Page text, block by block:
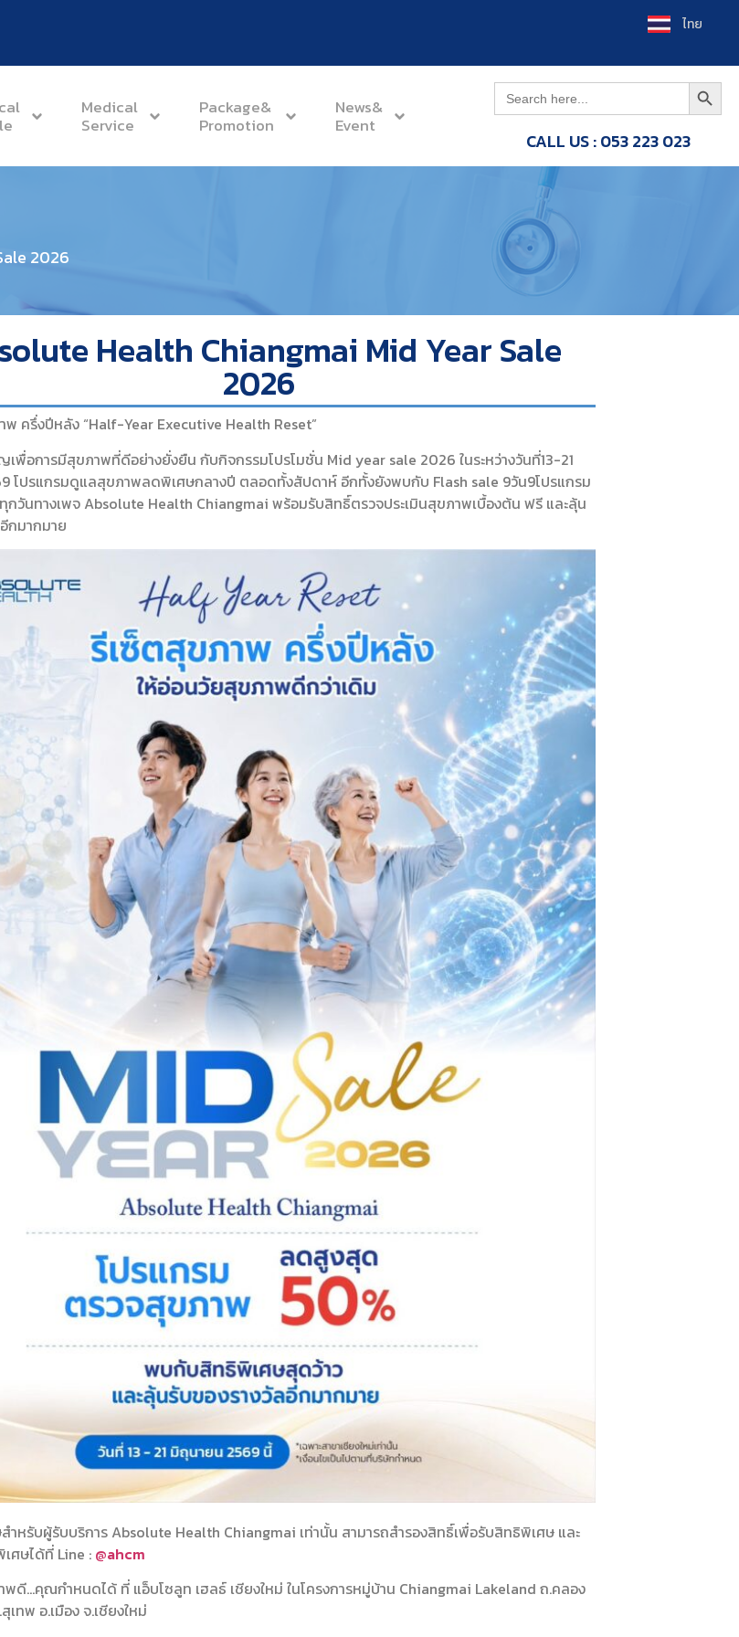
ไทย
Medical
Service
Package&
Promotion
News&
Event
Search
for:
CALL US : 053 223 023
2026
Health Chiangmai Mid Year Sale
2026
พ ครึ่งปีหลัง “Half-Year Executive Health Reset”
พื่อการมีสุขภาพที่ดีอย่างยั่งยืน กับกิจกรรมโปรโมชั่น Mid year sale 2026 ในระหว่างวันที่13-21
โปรแกรมดูแลสุขภาพลดพิเศษกลางปี ตลอดทั้งสัปดาห์ อีกทั้งยังพบกับ Flash sale 9วัน9โปรแกรม
กวันทางเพจ Absolute Health Chiangmai พร้อมรับสิทธิ์ตรวจประเมินสุขภาพเบื้องต้น ฟรี และลุ้น
กมากมาย
ำหรับผู้รับบริการ Absolute Health Chiangmai เท่านั้น สามารถสำรองสิทธิ์​เพื่อรับสิทธิพิเศษ และ
ศษได้ที่ Line : @ahcm
พดี…คุณกำหนดได้ ที่ แอ็บ​โซลูท​ เฮลธ์​ เชียงใหม่ ในโครงการหมู่บ้าน Chiangmai Lakeland ถ.คลอง​
เทพ​ อ.เมือง​ จ.เชียงใหม่​